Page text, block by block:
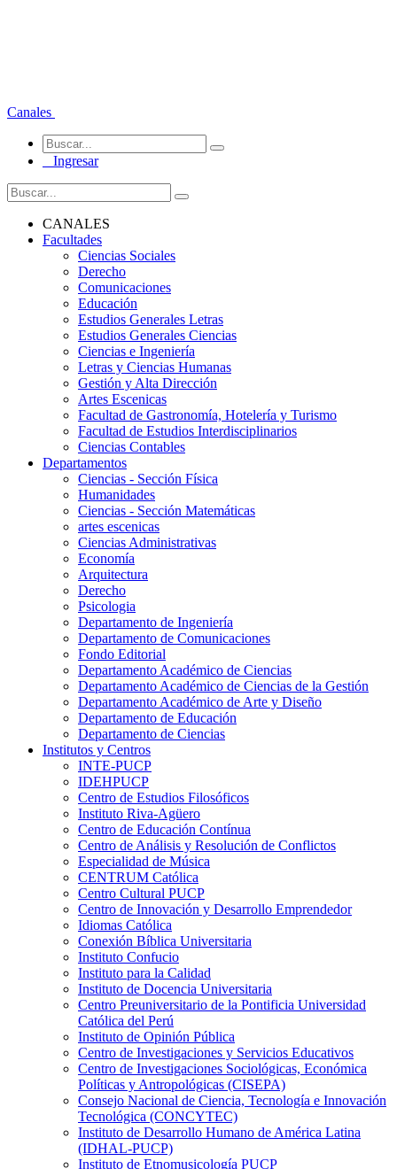
Canales
Ingresar
CANALES
Facultades
Ciencias Sociales
Derecho
Comunicaciones
Educación
Estudios Generales Letras
Estudios Generales Ciencias
Ciencias e Ingeniería
Letras y Ciencias Humanas
Gestión y Alta Dirección
Artes Escenicas
Facultad de Gastronomía, Hotelería y Turismo
Facultad de Estudios Interdisciplinarios
Ciencias Contables
Departamentos
Ciencias - Sección Física
Humanidades
Ciencias - Sección Matemáticas
artes escenicas
Ciencias Administrativas
Economía
Arquitectura
Derecho
Psicologia
Departamento de Ingeniería
Departamento de Comunicaciones
Fondo Editorial
Departamento Académico de Ciencias
Departamento Académico de Ciencias de la Gestión
Departamento Académico de Arte y Diseño
Departamento de Educación
Departamento de Ciencias
Institutos y Centros
INTE-PUCP
IDEHPUCP
Centro de Estudios Filosóficos
Instituto Riva-Agüero
Centro de Educación Contínua
Centro de Análisis y Resolución de Conflictos
Especialidad de Música
CENTRUM Católica
Centro Cultural PUCP
Centro de Innovación y Desarrollo Emprendedor
Idiomas Católica
Conexión Bíblica Universitaria
Instituto Confucio
Instituto para la Calidad
Instituto de Docencia Universitaria
Centro Preuniversitario de la Pontificia Universidad
Católica del Perú
Instituto de Opinión Pública
Centro de Investigaciones y Servicios Educativos
Centro de Investigaciones Sociológicas, Económica
Políticas y Antropológicas (CISEPA)
Consejo Nacional de Ciencia, Tecnología e Innovación
Tecnológica (CONCYTEC)
Instituto de Desarrollo Humano de América Latina
(IDHAL-PUCP)
Instituto de Etnomusicología PUCP